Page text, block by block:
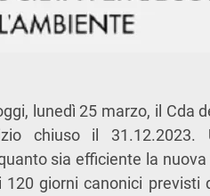
lunedì 25 marzo, il Cda
chiuso il
sia efficiente la
120 giorni canonici